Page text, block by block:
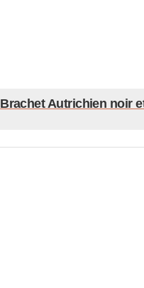
Brachet Autrichien noir